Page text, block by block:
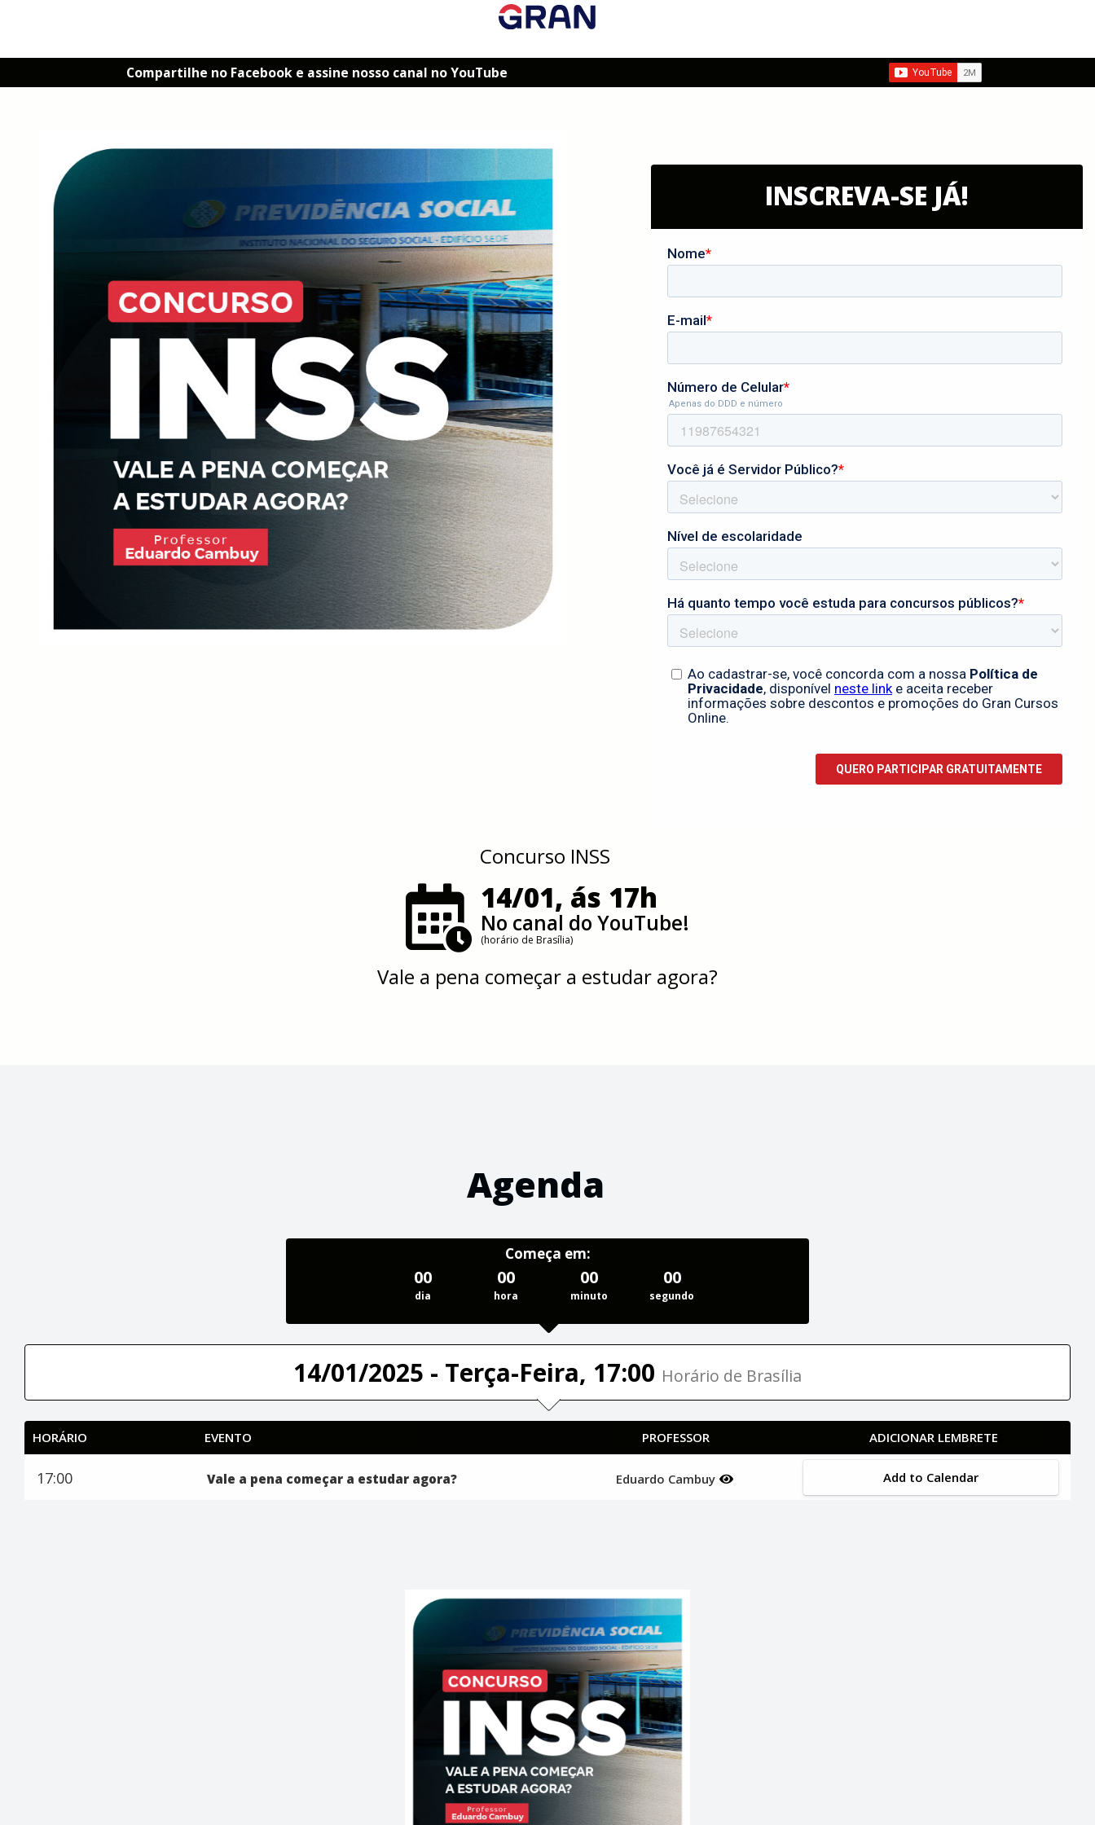
Compartilhe no Facebook e assine nosso canal no YouTube
INSCREVA-SE JÁ!
Concurso INSS
14/01, ás 17h
No canal do YouTube!
(horário de Brasília)
Vale a pena começar a estudar agora?
Agenda
Começa em:
00
dia
00
hora
00
minuto
00
segundo
14/01/2025 - Terça-Feira, 17:00 Horário de Brasília
HORÁRIO EVENTO PROFESSOR ADICIONAR LEMBRETE
17:00 Vale a pena começar a estudar agora? Eduardo Cambuy Add to Calendar